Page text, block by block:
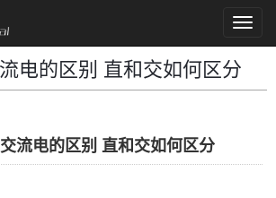
导
航
电的区别 直和交如何区分
流电的区别 直和交如何区分